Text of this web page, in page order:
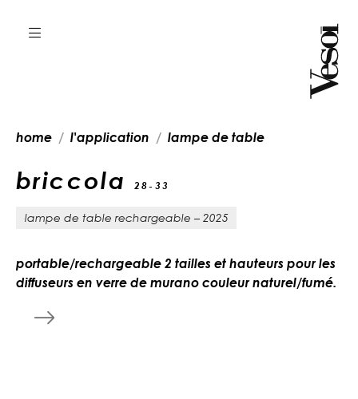
home l'application lampe de table
briccola 28-33
lampe de table rechargeable – 2025
portable/rechargeable 2 tailles et hauteurs pour les
diffuseurs en verre de murano couleur naturel/fumé.